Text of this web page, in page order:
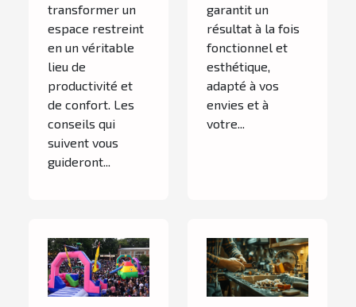
transformer un
espace restreint
en un véritable
lieu de
productivité et
de confort. Les
conseils qui
suivent vous
guideront...
garantit un
résultat à la fois
fonctionnel et
esthétique,
adapté à vos
envies et à
votre...